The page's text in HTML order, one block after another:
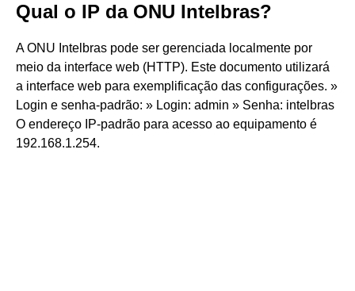
Qual o IP da ONU Intelbras?
A ONU Intelbras pode ser gerenciada localmente por
meio da interface web (HTTP). Este documento utilizará
a interface web para exemplificação das configurações. »
Login e senha-padrão: » Login: admin » Senha: intelbras
O endereço IP-padrão para acesso ao equipamento é
192.168.1.254.